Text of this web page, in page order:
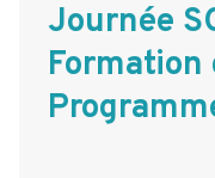
Journée
Formation